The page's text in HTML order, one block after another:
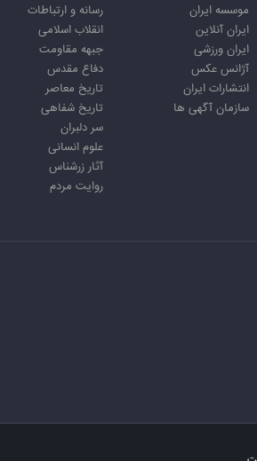
موسسه ایران
ایران آنلاین
ایران ورزشی
آژانس عکس
انتشارات ایران
سازمان آگهی ها
رسانه و ارتباطات
انقلاب اسلامی
جبهه مقاومت
دفاع مقدس
تاریخ معاصر
تاریخ شفاهی
سر دلبران
علوم انسانی
آثار زرشناس
روایت مردم